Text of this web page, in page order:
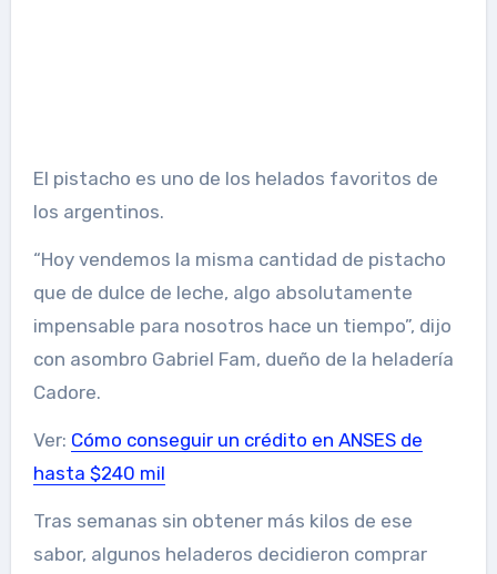
El pistacho es uno de los helados favoritos de
los argentinos.
“Hoy vendemos la misma cantidad de pistacho
que de dulce de leche, algo absolutamente
impensable para nosotros hace un tiempo”, dijo
con asombro Gabriel Fam, dueño de la heladería
Cadore.
Ver: Cómo conseguir un crédito en ANSES de
hasta $240 mil
Tras semanas sin obtener más kilos de ese
sabor, algunos heladeros decidieron comprar